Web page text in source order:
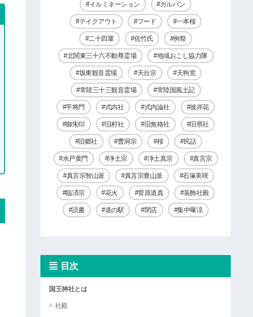
イルミネーション ガルパン
テイクアウト フード 一本桜
二十四輩 佐竹氏 例祭
北関東三十六不動尊霊場 地域おこし協力隊
坂東観音霊場 天台宗 天狗党
常陸三十三観音霊場 常陸国風土記
平将門 式内社 式内論社 彼岸花
御朱印 旧村社 旧無格社 旧県社
旧郷社 曹洞宗 桜 民話
水戸黄門 浄土宗 浄土真宗 真言宗
真言宗智山派 真言宗豊山派 石塚美咲
臨済宗 花火 菅原道真 装飾社殿
読書 道の駅 閉店 集中曝涼
目次
国王神社とは
社殿